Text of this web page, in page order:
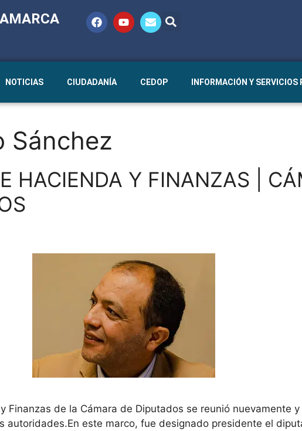
NOTICIAS CIUDADANÍA CEDOP INFORMACIÓN Y SERVICIOS
Sánchez
HACIENDA Y FINANZAS |
Finanzas de la Cámara de Diputados se reunió nuevamente
autoridades.En este marco, fue designado presidente el